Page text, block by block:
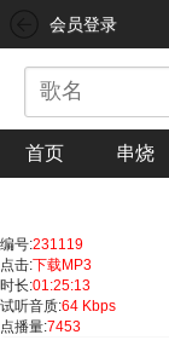
会员登录
首页 串烧
编号:231119
点击:下载MP3
时长:01:25:13
试听音质:64 Kbps
点播量:7453